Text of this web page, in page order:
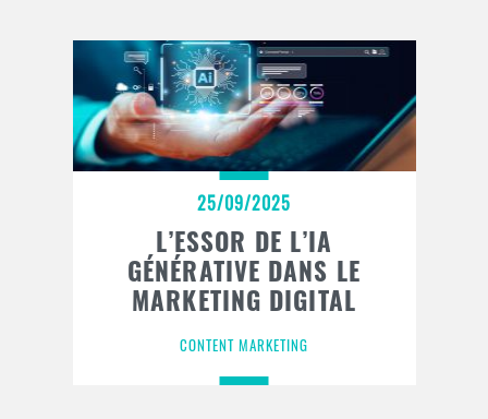
25/09/2025
L’ESSOR DE L’IA
GÉNÉRATIVE DANS LE
MARKETING DIGITAL
CONTENT MARKETING